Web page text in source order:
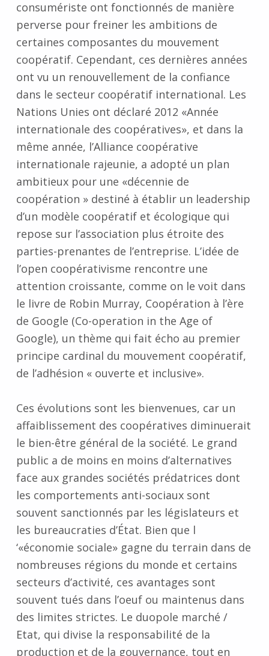
consumériste ont fonctionnés de manière
perverse pour freiner les ambitions de
certaines composantes du mouvement
coopératif. Cependant, ces dernières années
ont vu un renouvellement de la confiance
dans le secteur coopératif international. Les
Nations Unies ont déclaré 2012 «Année
internationale des coopératives», et dans la
même année, l’Alliance coopérative
internationale rajeunie, a adopté un plan
ambitieux pour une «décennie de
coopération » destiné à établir un leadership
d’un modèle coopératif et écologique qui
repose sur l’association plus étroite des
parties-prenantes de l’entreprise. L’idée de
l’open coopérativisme rencontre une
attention croissante, comme on le voit dans
le livre de Robin Murray, Coopération à l’ère
de Google (Co-operation in the Age of
Google), un thème qui fait écho au premier
principe cardinal du mouvement coopératif,
de l’adhésion « ouverte et inclusive».
Ces évolutions sont les bienvenues, car un
affaiblissement des coopératives diminuerait
le bien-être général de la société. Le grand
public a de moins en moins d’alternatives
face aux grandes sociétés prédatrices dont
les comportements anti-sociaux sont
souvent sanctionnés par les législateurs et
les bureaucraties d’État. Bien que l
‘«économie sociale» gagne du terrain dans de
nombreuses régions du monde et certains
secteurs d’activité, ces avantages sont
souvent tués dans l’oeuf ou maintenus dans
des limites strictes. Le duopole marché /
Etat, qui divise la responsabilité de la
production et de la gouvernance, tout en